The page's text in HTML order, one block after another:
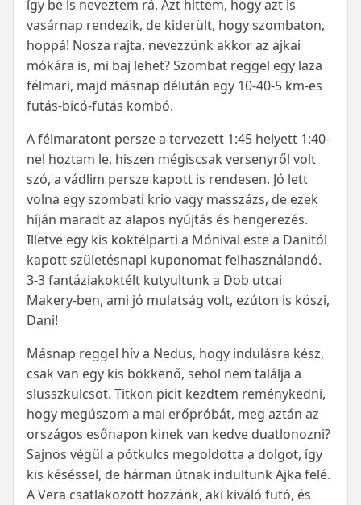
így be is neveztem rá. Azt hittem, hogy azt is
vasárnap rendezik, de kiderült, hogy szombaton,
hoppá! Nosza rajta, nevezzünk akkor az ajkai
mókára is, mi baj lehet? Szombat reggel egy laza
félmari, majd másnap délután egy 10-40-5 km-es
futás-bicó-futás kombó.
A félmaratont persze a tervezett 1:45 helyett 1:40-
nel hoztam le, hiszen mégiscsak versenyről volt
szó, a vádlim persze kapott is rendesen. Jó lett
volna egy szombati krio vagy masszázs, de ezek
híján maradt az alapos nyújtás és hengerezés.
Illetve egy kis koktélparti a Mónival este a Danitól
kapott születésnapi kuponomat felhasználandó.
3-3 fantáziakoktélt kutyultunk a Dob utcai
Makery-ben, ami jó mulatság volt, ezúton is köszi,
Dani!
Másnap reggel hív a Nedus, hogy indulásra kész,
csak van egy kis bökkenő, sehol nem találja a
slusszkulcsot. Titkon picit kezdtem reménykedni,
hogy megúszom a mai erőpróbát, meg aztán az
országos esőnapon kinek van kedve duatlonozni?
Sajnos végül a pótkulcs megoldotta a dolgot, így
kis késéssel, de hárman útnak indultunk Ajka felé.
A Vera csatlakozott hozzánk, aki kiváló futó, és